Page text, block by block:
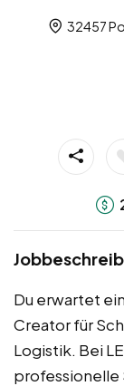
32457
Du erwartet
Creator für
Logistik. Bei
professionelle